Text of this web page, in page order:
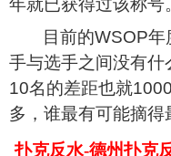
年就已获得过该称号
目前的WSOP
手与选手之间没有
10名的差距也就
多，谁最有可能摘得
扑克反水-德州扑克